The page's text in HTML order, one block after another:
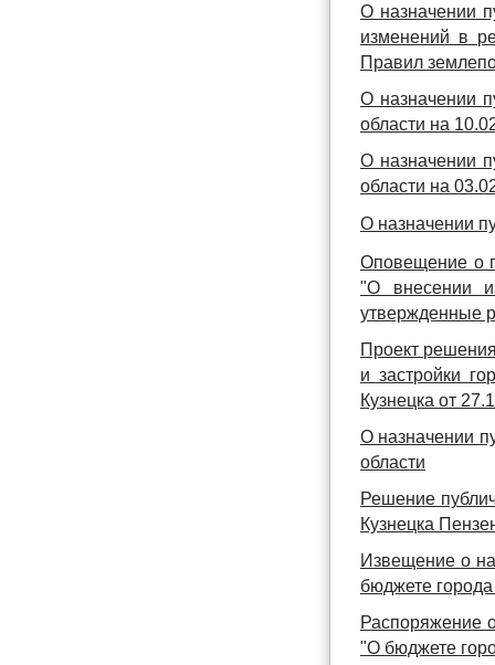
О назначении
изменений в
Правил
О назначении
области на
О назначении
области на
О назначении
Оповещение о
"О внесении
утвержденные
Проект
и застройки
Кузнецка от
О назначении
области
Решение
Кузнецка
Извещение о
бюджете
Распоряжение
"О бюджете